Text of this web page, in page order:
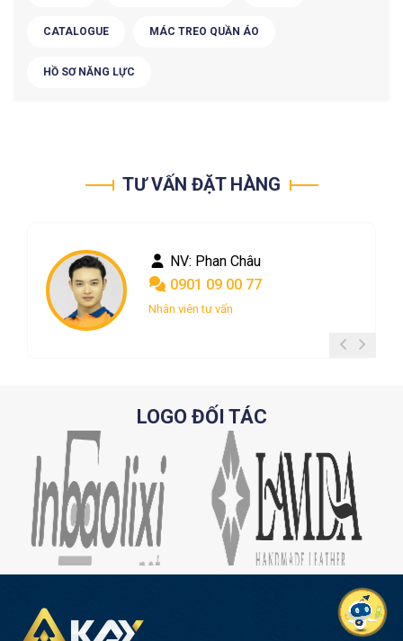
CATALOGUE MÁC TREO QUẦN ÁO
HỒ SƠ NĂNG LỰC
TƯ VẤN ĐẶT HÀNG
NV: Phan Châu
0901 09 00 77
Nhân viên tư vấn
LOGO ĐỐI TÁC